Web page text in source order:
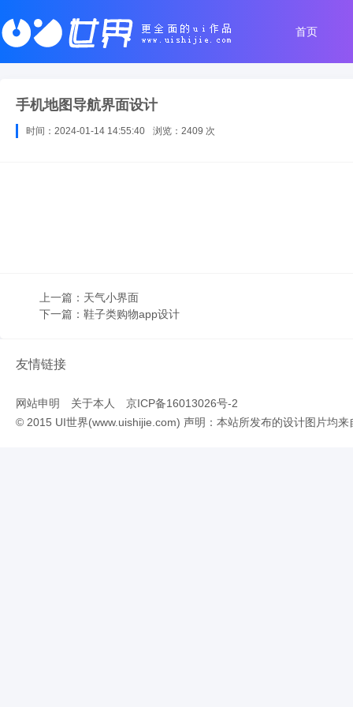
首页
手机地图导航界面设计
时间：2024-01-14 14:55:40 浏览：2409 次
上一篇： 天气小界面
下一篇： 鞋子类购物app设计
友情链接
网站申明 关于本人
京ICP备16013026号-2
© 2015 UI世界(www.uishijie.com) 声明：本站所发布的设计图片均